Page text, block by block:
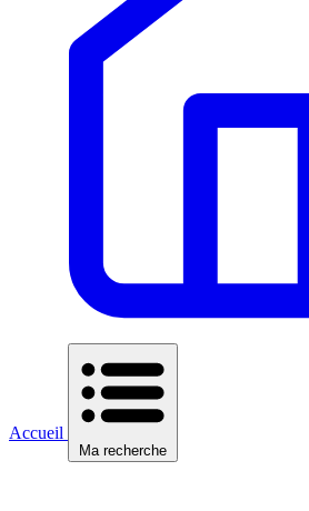
Accueil
Ma recherche